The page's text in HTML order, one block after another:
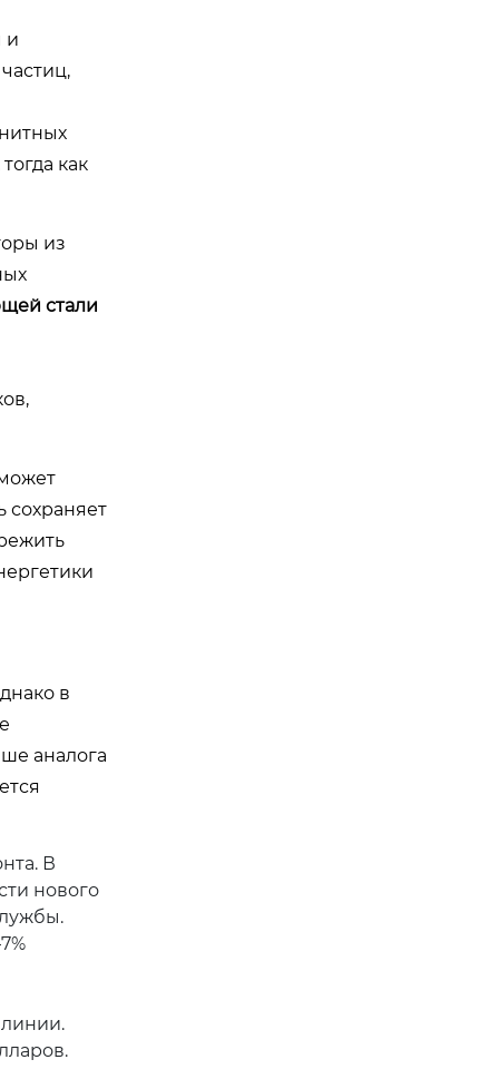
и
как
из
стали
сохраняет
в
аналога
В
нового
линии.